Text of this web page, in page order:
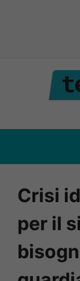
contenuto
Crisi
per il